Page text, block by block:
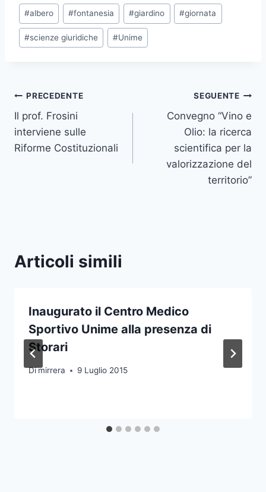
Tag
articolo:
#albero #fontanesia #giardino #giornata
#scienze giuridiche #Unime
Navigazione
articoli
PRECEDENTE
Il prof. Frosini
interviene sulle
Riforme Costituzionali
SEGUENTE
Convegno “Vino e
Olio: la ricerca
scientifica per la
valorizzazione del
territorio”
Articoli simili
Inaugurato il Centro Medico
Sportivo Unime alla presenza di
Storari
Dimirrera 9 Luglio 2015